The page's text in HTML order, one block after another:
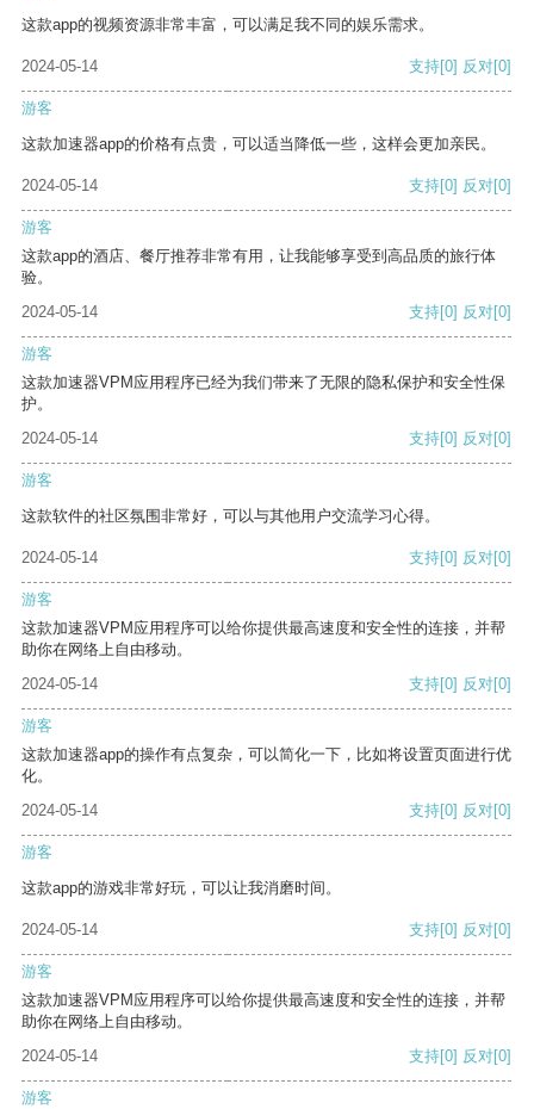
这款app的视频资源非常丰富，可以满足我不同的娱乐需求。
2024-05-14 支持[0] 反对[0]
游客
这款加速器app的价格有点贵，可以适当降低一些，这样会更加亲民。
2024-05-14 支持[0] 反对[0]
游客
这款app的酒店、餐厅推荐非常有用，让我能够享受到高品质的旅行体
验。
2024-05-14
支持[0] 反对[0]
游客
这款加速器VPM应用程序已经为我们带来了无限的隐私保护和安全性保
护。
2024-05-14
支持[0] 反对[0]
游客
这款软件的社区氛围非常好，可以与其他用户交流学习心得。
2024-05-14 支持[0] 反对[0]
游客
这款加速器VPM应用程序可以给你提供最高速度和安全性的连接，并帮
助你在网络上自由移动。
2024-05-14
支持[0] 反对[0]
游客
这款加速器app的操作有点复杂，可以简化一下，比如将设置页面进行优
化。
2024-05-14
支持[0] 反对[0]
游客
这款app的游戏非常好玩，可以让我消磨时间。
2024-05-14 支持[0] 反对[0]
游客
这款加速器VPM应用程序可以给你提供最高速度和安全性的连接，并帮
助你在网络上自由移动。
2024-05-14
支持[0] 反对[0]
游客